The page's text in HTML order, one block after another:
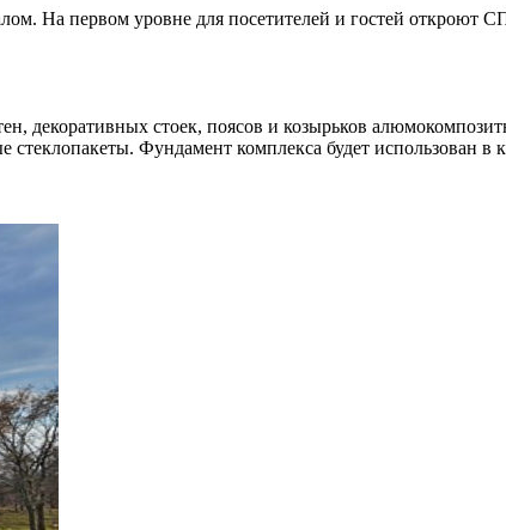
На первом уровне для посетителей и гостей откроют
декоративных стоек, поясов и козырьков
Фундамент комплекса будет использован